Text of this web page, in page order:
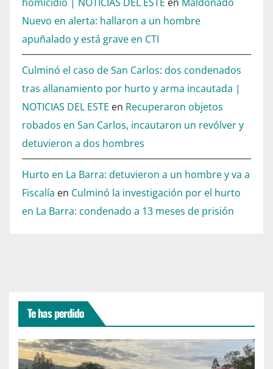
Nuevo en alerta: hallaron a un hombre
apuñalado y está grave en CTI
Culminó el caso de San Carlos: dos condenados
tras allanamiento por hurto y arma incautada |
NOTICIAS DEL ESTE en Recuperaron objetos
robados en San Carlos, incautaron un revólver y
detuvieron a dos hombres
Hurto en La Barra: detuvieron a un hombre y va a
Fiscalía en Culminó la investigación por el hurto
en La Barra: condenado a 13 meses de prisión
Te has perdido